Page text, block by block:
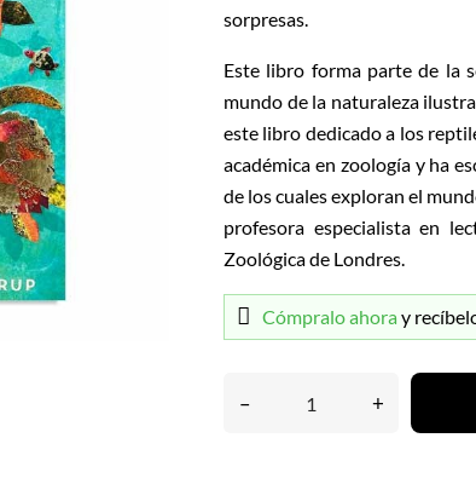
sorpresas.
Este libro forma parte de la
mundo de la naturaleza
este libro dedicado a los
académica en zoología y ha
de los cuales exploran el
profesora especialista en
Zoológica de Londres.
Cómpralo ahora y
– +